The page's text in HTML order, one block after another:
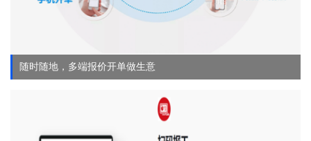
随时随地，多端报价开单做生意